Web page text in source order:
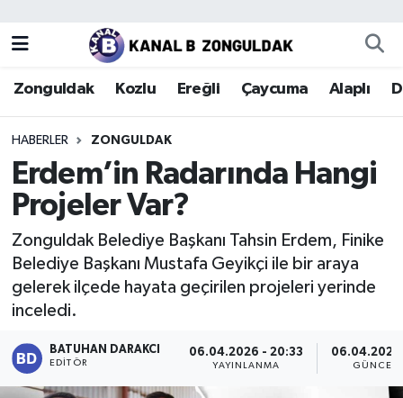
Zonguldak Kozlu Ereğli Çaycuma Alaplı
HABERLER ZONGULDAK
Erdem’in Radarında Hangi
Projeler Var?
Zonguldak Belediye Başkanı Tahsin Erdem, Finike
Belediye Başkanı Mustafa Geyikçi ile bir araya
gelerek ilçede hayata geçirilen projeleri yerinde
inceledi.
BATUHAN DARAKCI
EDITÖR
06.04.2026 - 20:33
YAYINLANMA
06.04.2026
Zonguldak
Kozlu
Ereğli
Çaycuma
Alaplı
Devrek
Gökçebey
Bartın
Zonguldak Nöbetçi Eczaneler
Zonguldak Hava Durumu
Zonguldak Trafik Yoğunluk Haritası
Puan Durumu ve Fikstür
Tüm Manşetler
Son Dakika Haberleri
Haber Arşivi